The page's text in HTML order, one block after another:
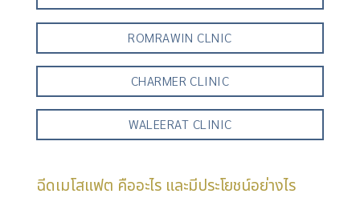
ROMRAWIN CLNIC
CHARMER CLINIC
WALEERAT CLINIC
ฉีดเมโสแฟต คืออะไร และมีประโยชน์อย่างไร